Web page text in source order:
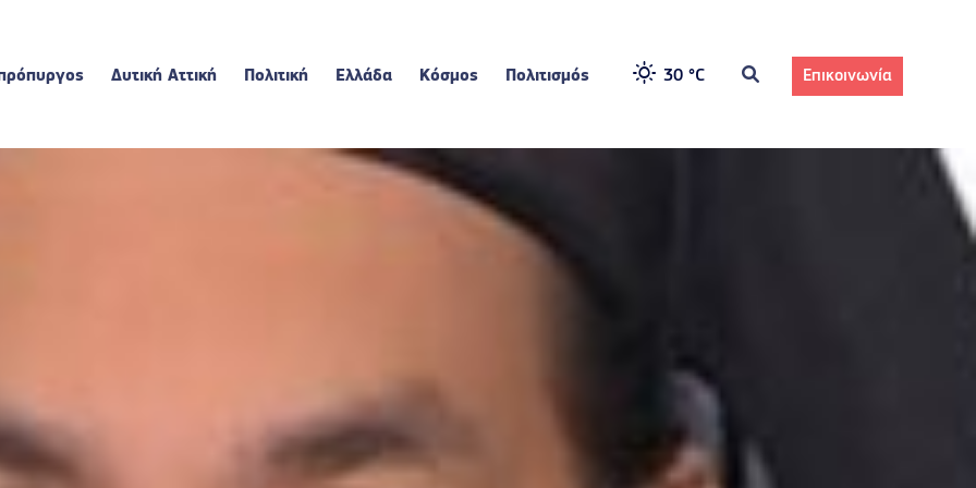
Δυτική Αττική Πολιτική Ελλάδα Κόσμος Πολιτισμός 30 °C Επικοινωνία